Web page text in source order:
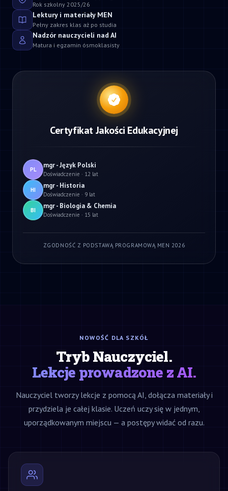
Rok szkolny 2025/26
Lektury i materiały MEN
Pełny zakres klas aż po studia
Nadzór nauczycieli nad AI
Matura i egzamin ósmoklasisty
Certyfikat Jakości Edukacyjnej
PL mgr - Język Polski
Doświadczenie · 12 lat
HI mgr - Historia
Doświadczenie · 9 lat
BI mgr - Biologia & Chemia
Doświadczenie · 15 lat
ZGODNOŚĆ Z PODSTAWĄ PROGRAMOWĄ MEN 2026
NOWOŚĆ DLA SZKÓŁ
Tryb Nauczyciel.
Lekcje prowadzone z AI.
Nauczyciel tworzy lekcje z pomocą AI, dołącza materiały i
przydziela je całej klasie. Uczeń uczy się w jednym,
uporządkowanym miejscu — a postępy widać od razu.